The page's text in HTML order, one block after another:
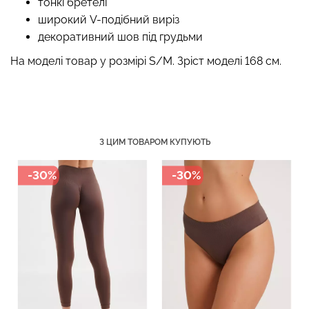
широкий V-подібний виріз
декоративний шов під грудьми
На моделі товар у розмірі S/M. Зріст моделі 168 см.
З ЦИМ ТОВАРОМ КУПУЮТЬ
-30% -20%